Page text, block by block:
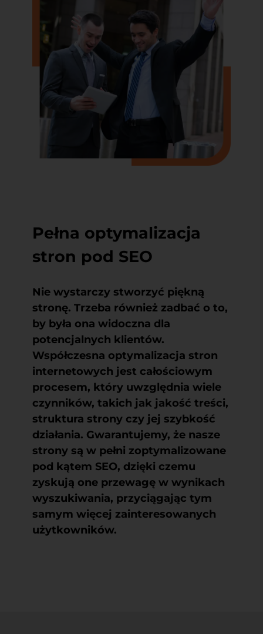
Pełna optymalizacja
stron pod SEO
Nie wystarczy stworzyć piękną
stronę. Trzeba również zadbać o to,
by była ona widoczna dla
potencjalnych klientów.
Współczesna optymalizacja stron
internetowych jest całościowym
procesem, który uwzględnia wiele
czynników, takich jak jakość treści,
struktura strony czy jej szybkość
działania. Gwarantujemy, że nasze
strony są w pełni zoptymalizowane
pod kątem SEO, dzięki czemu
zyskują one przewagę w wynikach
wyszukiwania, przyciągając tym
samym więcej zainteresowanych
użytkowników.